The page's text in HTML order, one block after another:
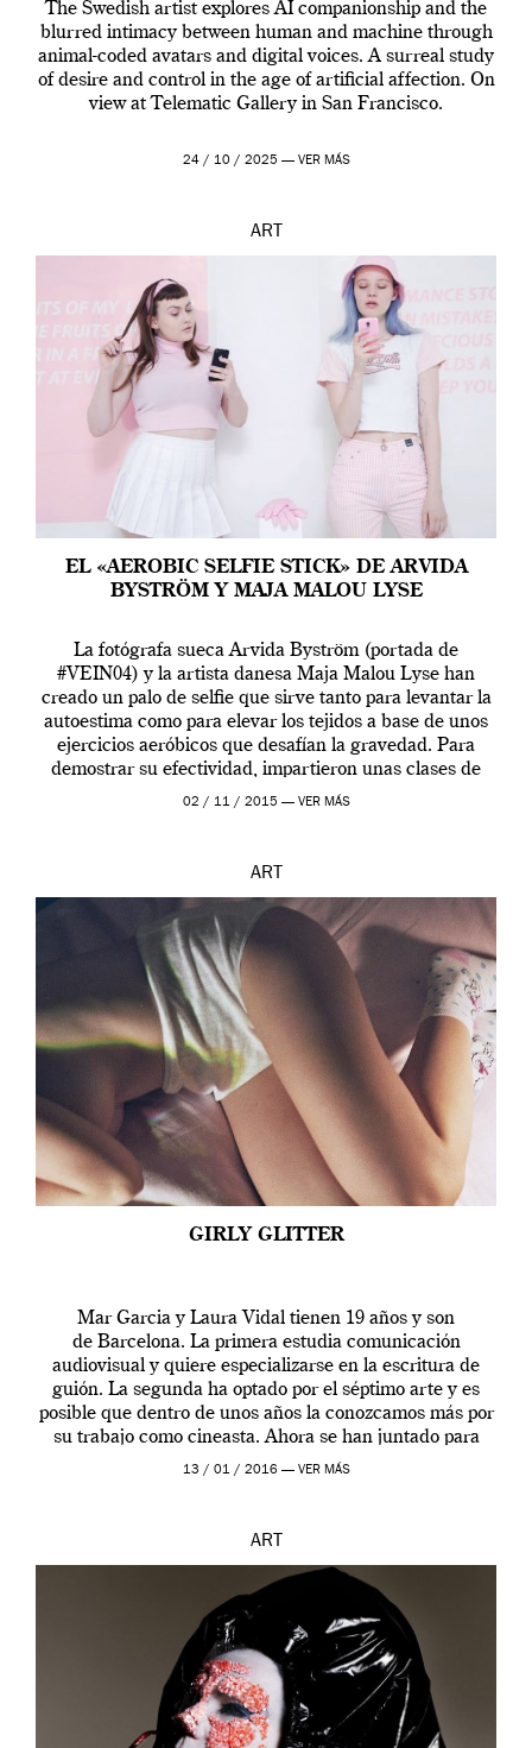
The Swedish artist explores AI companionship and the
blurred intimacy between human and machine through
animal-coded avatars and digital voices. A surreal study
of desire and control in the age of artificial affection. On
view at Telematic Gallery in San Francisco.
24 / 10 / 2025 — VER MÁS
ART
EL «AEROBIC SELFIE STICK» DE ARVIDA
BYSTRÖM Y MAJA MALOU LYSE
La fotógrafa sueca Arvida Byström (portada de
#VEIN04) y la artista danesa Maja Malou Lyse han
creado un palo de selfie que sirve tanto para levantar la
autoestima como para elevar los tejidos a base de unos
ejercicios aeróbicos que desafían la gravedad. Para
demostrar su efectividad, impartieron unas clases de
prueba en el Tate […]
02 / 11 / 2015 — VER MÁS
ART
GIRLY GLITTER
Mar Garcia y Laura Vidal tienen 19 años y son
de Barcelona. La primera estudia comunicación
audiovisual y quiere especializarse en la escritura de
guión. La segunda ha optado por el séptimo arte y es
posible que dentro de unos años la conozcamos más por
su trabajo como cineasta. Ahora se han juntado para
contarnos una […]
13 / 01 / 2016 — VER MÁS
ART